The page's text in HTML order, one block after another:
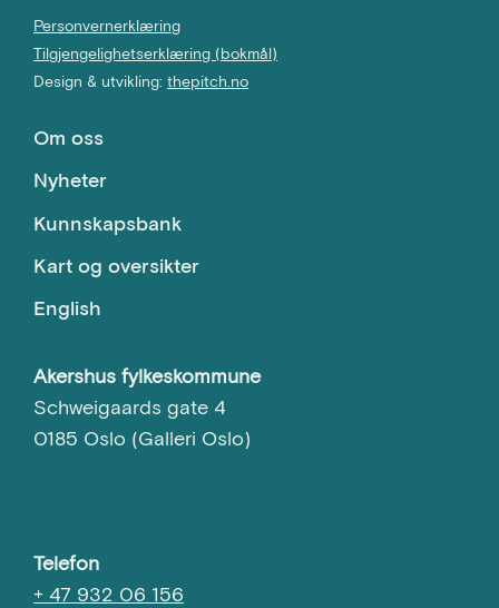
Personvernerklæring
Tilgjengelighetserklæring (bokmål)
Design & utvikling: thepitch.no
Om oss
Nyheter
Kunnskapsbank
Kart og oversikter
English
Akershus fylkeskommune
Schweigaards gate 4
0185 Oslo (Galleri Oslo)
Telefon
+ 47 932 06 156